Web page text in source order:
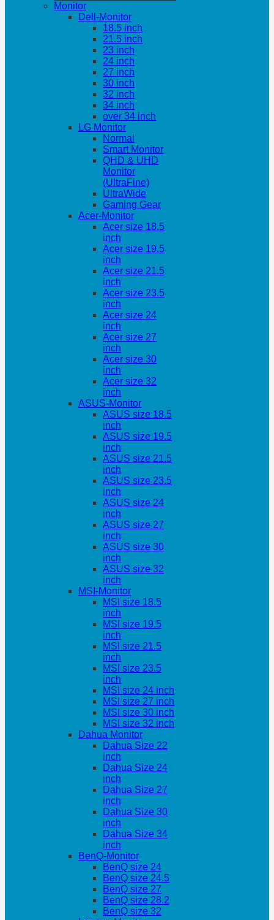
Monitor
Dell-Monitor
18.5 inch
21.5 inch
23 inch
24 inch
27 inch
30 inch
32 inch
34 inch
over 34 inch
LG Monitor
Normal
Smart Monitor
QHD & UHD
Monitor
(UltraFine)
UltraWide
Gaming Gear
Acer-Monitor
Acer size 18.5
inch
Acer size 19.5
inch
Acer size 21.5
inch
Acer size 23.5
inch
Acer size 24
inch
Acer size 27
inch
Acer size 30
inch
Acer size 32
inch
ASUS-Monitor
ASUS size 18.5
inch
ASUS size 19.5
inch
ASUS size 21.5
inch
ASUS size 23.5
inch
ASUS size 24
inch
ASUS size 27
inch
ASUS size 30
inch
ASUS size 32
inch
MSI-Monitor
MSI size 18.5
inch
MSI size 19.5
inch
MSI size 21.5
inch
MSI size 23.5
inch
MSI size 24 inch
MSI size 27 inch
MSI size 30 inch
MSI size 32 inch
Dahua Monitor
Dahua Size 22
inch
Dahua Size 24
inch
Dahua Size 27
inch
Dahua Size 30
inch
Dahua Size 34
inch
BenQ-Monitor
BenQ size 24
BenQ size 24.5
BenQ size 27
BenQ size 28.2
BenQ size 32